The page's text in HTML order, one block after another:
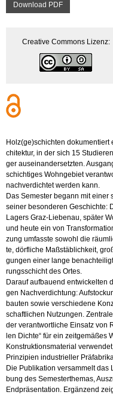
Down­load PDF
Crea­ti­ve Com­mons Li­zenz:
Holz(ge)schich­ten
chi­tek­tur, in der sich 15
ger aus­ein­an­der­setz­ten.
schich­ti­ges Wohn­ge­biet
nach­ver­dich­tet wer­den kann.
Das Se­mes­ter be­gann mit einer
sei­ner be­son­de­ren Ge­schich­te:
La­gers Graz-Lie­benau, spä­ter
und heute ein von
zung um­fass­te so­wohl die
te, dörf­li­che Maß­stäb­lich­keit,
gun­gen einer lange
rungs­schicht des Ortes.
Dar­auf auf­bau­end ent­wi­ckel­ten
gen Nach­ver­dich­tung:
bau­ten sowie ver­schie­de­ne
schaft­li­chen Nut­zun­gen.
der ver­ant­wort­li­che Ein­satz von
len Dich­te“ für ein zeit­ge­mä­ßes
Kon­struk­ti­ons­ma­te­ri­al
Prin­zi­pi­en in­dus­tri­el­ler
Die Pu­bli­ka­ti­on ver­sam­melt
bung des Se­mes­ter­the­mas,
End­prä­sen­ta­ti­on. Er­gän­zend